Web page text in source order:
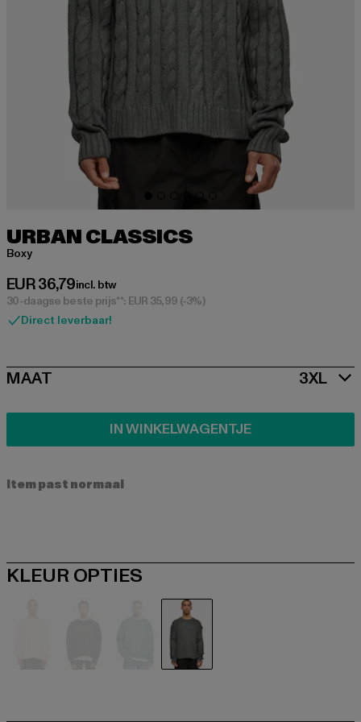
URBAN CLASSICS
Boxy
EUR 36,79
Huidige prijs: EUR 36,79
incl. btw
30-daagse beste prijs**: EUR 35,99 (-3%)
Direct leverbaar!
SIZE
MAAT 3XL
IN WINKELWAGENTJE
Item past normaal
KLEUR OPTIES